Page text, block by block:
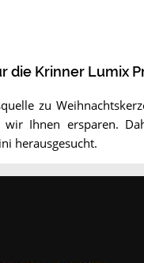
die Krinner Lumix
zu
wir Ihnen ersparen.
herausgesucht.